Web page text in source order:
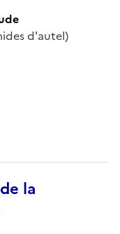
d'autel)
la